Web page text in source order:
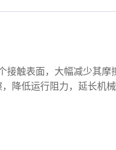
接触表面，大幅减少其摩
降低运行阻力，延长机械